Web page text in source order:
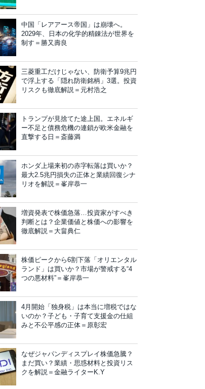
中国「レアアース帝国」は崩壊へ。
2029年、日本の化学的精錬法が世界を
制す＝勝又壽良
三菱重工だけじゃない、防衛予算9兆円
で浮上する「隠れ防衛銘柄」3選。投資
リスクも徹底解説＝元村浩之
トランプが見捨てた途上国。エネルギ
ー不足と債務危機の連鎖が欧米金融を
直撃する日＝斎藤満
ホンダ上場来初の赤字転落は買いか？
最大2.5兆円損失の正体と業績回復シナ
リオを解説＝峯岸恭一
増資発表で株価急落…投資家がすべき
判断とは？企業価値と株価への影響を
徹底解説＝大畠典仁
株価ピークから6割下落「オリエンタル
ランド」は買いか？市場が警戒する“4
つの悪材料”＝峯岸恭一
4月開始「独身税」は本当に増税ではな
いのか？子ども・子育て支援金の仕組
みと不公平感の正体＝原彰宏
なぜジャパンディスプレイ株価急騰？
まだ買い？業績・思惑材料と投資リス
クを解説＝金融ライターK.Y